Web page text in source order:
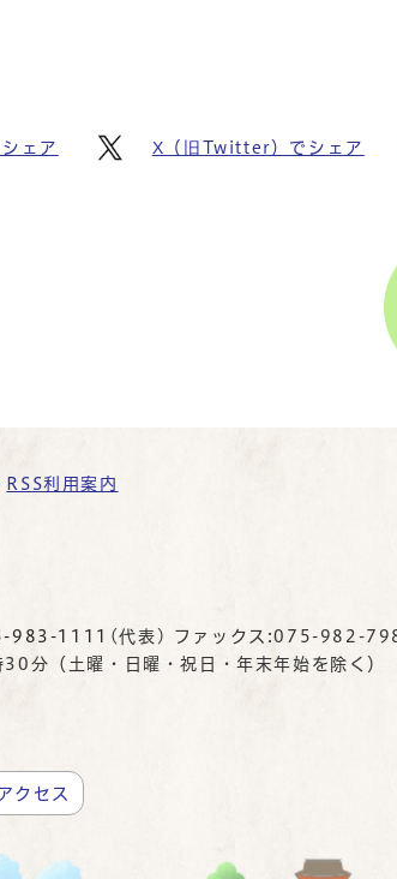
ェア X（旧Twitter）でシェア
RSS利用案内
983-1111
(代表) ファックス:075-982-
分（土曜・日曜・祝日・年末年始を除く）
クセス